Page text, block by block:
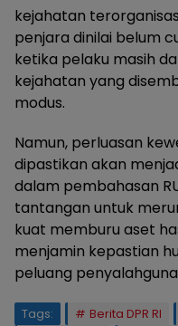
kejahatan
penjara dinilai belum
ketika pelaku masih
kejahatan yang
modus.
Namun, perluasan
dipastikan akan
dalam pembahasan
tantangan untuk
kuat memburu aset
menjamin kepastian
peluang
Tags: Berita DPR RI